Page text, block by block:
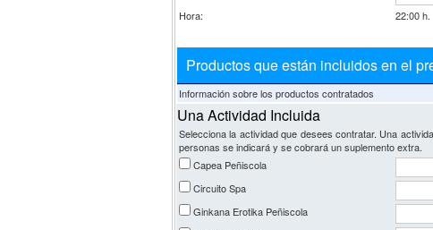
Hora:
22:00 h.
Productos que están incluidos en el
Información sobre los productos contratados
Una Actividad Incluida
Selecciona la actividad que desees contratar. Una
personas se indicará y se cobrará un suplemento extra.
Capea Peñiscola
Circuito Spa
Ginkana Erotika Peñiscola